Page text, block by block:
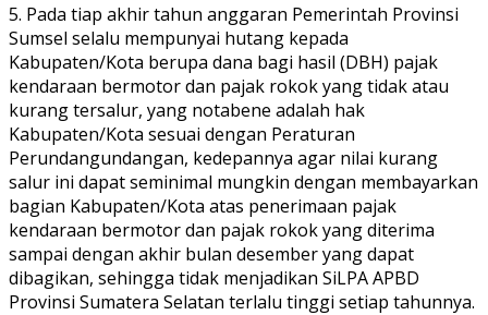
5. Pada tiap akhir tahun anggaran Pemerintah Provinsi
Sumsel selalu mempunyai hutang kepada
Kabupaten/Kota berupa dana bagi hasil (DBH) pajak
kendaraan bermotor dan pajak rokok yang tidak atau
kurang tersalur, yang notabene adalah hak
Kabupaten/Kota sesuai dengan Peraturan
Perundangundangan, kedepannya agar nilai kurang
salur ini dapat seminimal mungkin dengan membayarkan
bagian Kabupaten/Kota atas penerimaan pajak
kendaraan bermotor dan pajak rokok yang diterima
sampai dengan akhir bulan desember yang dapat
dibagikan, sehingga tidak menjadikan SiLPA APBD
Provinsi Sumatera Selatan terlalu tinggi setiap tahunnya.